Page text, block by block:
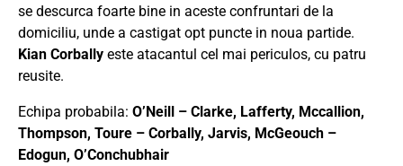
se descurca foarte bine in aceste confruntari de la
domiciliu, unde a castigat opt puncte in noua partide.
Kian Corbally este atacantul cel mai periculos, cu patru
reusite.
Echipa probabila: O’Neill – Clarke, Lafferty, Mccallion,
Thompson, Toure – Corbally, Jarvis, McGeouch –
Edogun, O’Conchubhair